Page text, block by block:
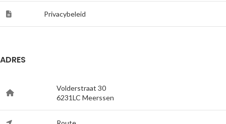
Privacybeleid
ADRES
Volderstraat 30
6231LC Meerssen